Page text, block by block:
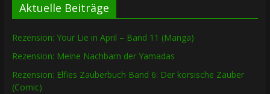
Aktuelle Beiträge
Rezension: Your Lie in April – Band 11 (Manga)
Rezension: Meine Nachbarn der Yamadas
Rezension: Elfies Zauberbuch Band 6: Der korsische Zauber
(Comic)